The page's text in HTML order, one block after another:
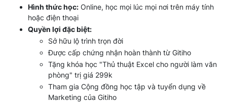
Hình thức học: Online, học mọi lúc mọi nơi trên máy tính
hoặc điện thoại
Quyền lợi đặc biệt:
Sở hữu lộ trình trọn đời
Được cấp chứng nhận hoàn thành từ Gitiho
Tặng khóa học "Thủ thuật Excel cho người làm văn
phòng" trị giá 299k
Tham gia Cộng đồng học tập và tuyển dụng về
Marketing của Gitiho